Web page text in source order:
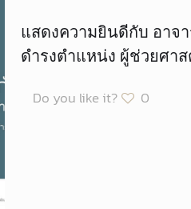
แสดงความยินดีกับ อาจ
ดำรงตำแหน่ง ผู้ช่วยศา
Do you like it? 0